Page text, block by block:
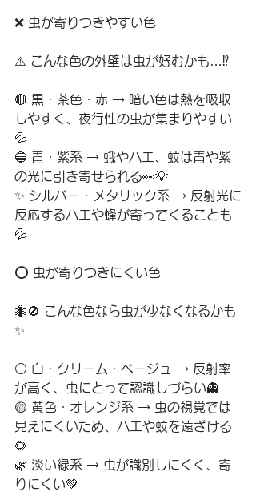
❌ 虫が寄りつきやすい色
⚠️ こんな色の外壁は虫が好むかも…⁉️
🔴 黒・茶色・赤 → 暗い色は熱を吸収
しやすく、夜行性の虫が集まりやすい
💦
🔵 青・紫系 → 蛾やハエ、蚊は青や紫
の光に引き寄せられる👀💡
✨ シルバー・メタリック系 → 反射光に
反応するハエや蜂が寄ってくることも
💦
⭕ 虫が寄りつきにくい色
🐜🚫 こんな色なら虫が少なくなるかも
✨
⚪ 白・クリーム・ベージュ → 反射率
が高く、虫にとって認識しづらい👻
🟡 黄色・オレンジ系 → 虫の視覚では
見えにくいため、ハエや蚊を遠ざける
🌻
🌿 淡い緑系 → 虫が識別しにくく、寄
りにくい💚